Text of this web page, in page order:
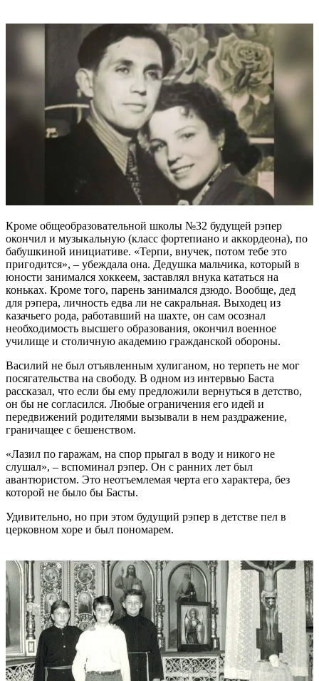
Кроме общеобразовательной школы №32 будущей рэпер
окончил и музыкальную (класс фортепиано и аккордеона), по
бабушкиной инициативе. «Терпи, внучек, потом тебе это
пригодится», – убеждала она. Дедушка мальчика, который в
юности занимался хоккеем, заставлял внука кататься на
коньках. Кроме того, парень занимался дзюдо. Вообще, дед
для рэпера, личность едва ли не сакральная. Выходец из
казачьего рода, работавший на шахте, он сам осознал
необходимость высшего образования, окончил военное
училище и столичную академию гражданской обороны.
Василий не был отъявленным хулиганом, но терпеть не мог
посягательства на свободу. В одном из интервью Баста
рассказал, что если бы ему предложили вернуться в детство,
он бы не согласился. Любые ограничения его идей и
передвижений родителями вызывали в нем раздражение,
граничащее с бешенством.
«Лазил по гаражам, на спор прыгал в воду и никого не
слушал», – вспоминал рэпер. Он с ранних лет был
авантюристом. Это неотъемлемая черта его характера, без
которой не было бы Басты.
Удивительно, но при этом будущий рэпер в детстве пел в
церковном хоре и был пономарем.